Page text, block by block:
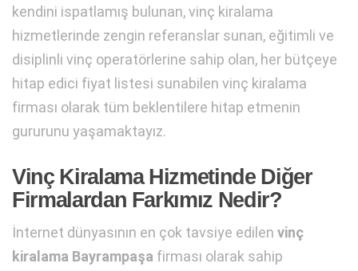
kendini ispatlamış bulunan, vinç kiralama
hizmetlerinde zengin referanslar sunan, eğitimli ve
disiplinli vinç operatörlerine sahip olan, her bütçeye
hitap edici fiyat listesi sunabilen vinç kiralama
firması olarak tüm beklentilere hitap etmenin
gururunu yaşamaktayız.
Vinç Kiralama Hizmetinde Diğer
Firmalardan Farkımız Nedir?
İnternet dünyasının en çok tavsiye edilen vinç
kiralama Bayrampaşa firması olarak sahip